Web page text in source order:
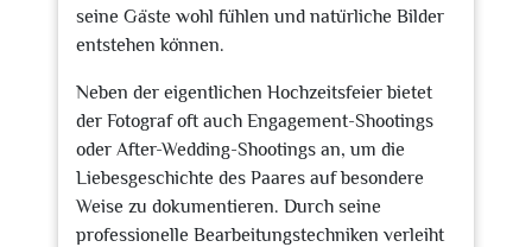
seine Gäste wohl fühlen und natürliche Bilder
entstehen können.
Neben der eigentlichen Hochzeitsfeier bietet
der Fotograf oft auch Engagement-Shootings
oder After-Wedding-Shootings an, um die
Liebesgeschichte des Paares auf besondere
Weise zu dokumentieren. Durch seine
professionelle Bearbeitungstechniken verleiht